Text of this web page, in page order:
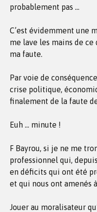
probablement pas …
C’est évidemment une
me lave les mains de ce
ma faute.
Par voie de
crise politique,
finalement de la faute
Euh … minute !
F Bayrou, si je ne me
professionnel qui,
en déficits qui ont été
et qui nous ont amenés
Jouer au moralisateur